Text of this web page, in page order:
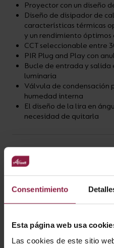
Consentimiento
Esta página web usa
Las cookies de este sitio
Proyector con un diseño
Diseño de disipador de
características térmicas
y un rendimiento óptimos
CCT seleccionable entre
PIR Plug and Play con
Bucle de entrada y
luminaria
Válvula de
humedad interna
El diseño de la lira en
necesidad de quitarla
VARIANTES
Ver Entradas